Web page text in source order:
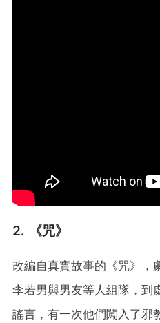
2. 《咒》
改編自真實故事的《咒》，
李若男與男友等人組隊，到
謠言，有一次他們闖入了邪